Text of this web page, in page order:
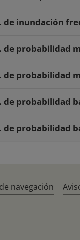
de inundación
de probabilidad
de probabilidad
de probabilidad
de probabilidad
navegación